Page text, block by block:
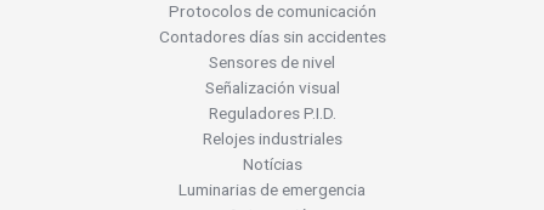
Protocolos de comunicación
Contadores días sin accidentes
Sensores de nivel
Señalización visual
Reguladores P.I.D.
Relojes industriales
Notícias
Luminarias de emergencia